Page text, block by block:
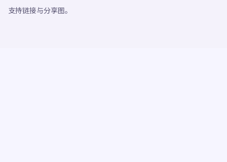
支持链接与分享图。